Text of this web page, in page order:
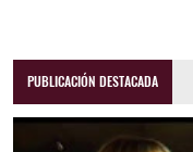
PUBLICACIÓN DESTACADA